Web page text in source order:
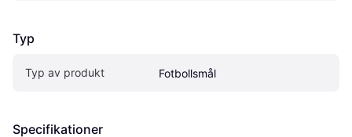
Typ
Typ av produkt Fotbollsmål
Specifikationer